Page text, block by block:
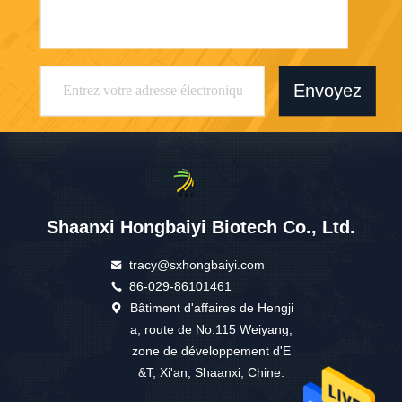
Envoyez
Shaanxi Hongbaiyi Biotech Co., Ltd.
tracy@sxhongbaiyi.com
86-029-86101461
Bâtiment d'affaires de Hengji
a, route de No.115 Weiyang,
zone de développement d'E
&T, Xi'an, Shaanxi, Chine.